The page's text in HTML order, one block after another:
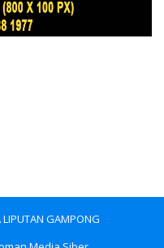
GAMPONG